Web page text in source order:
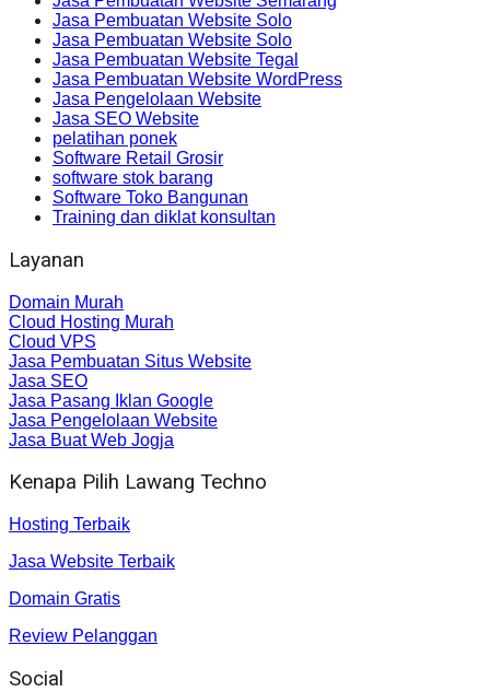
Jasa Pembuatan Website Solo
Jasa Pembuatan Website Solo
Jasa Pembuatan Website Tegal
Jasa Pembuatan Website WordPress
Jasa Pengelolaan Website
Jasa SEO Website
pelatihan ponek
Software Retail Grosir
software stok barang
Software Toko Bangunan
Training dan diklat konsultan
Layanan
Domain Murah
Cloud Hosting Murah
Cloud VPS
Jasa Pembuatan Situs Website
Jasa SEO
Jasa Pasang Iklan Google
Jasa Pengelolaan Website
Jasa Buat Web Jogja
Kenapa Pilih Lawang Techno
Hosting Terbaik
Jasa Website Terbaik
Domain Gratis
Review Pelanggan
Social